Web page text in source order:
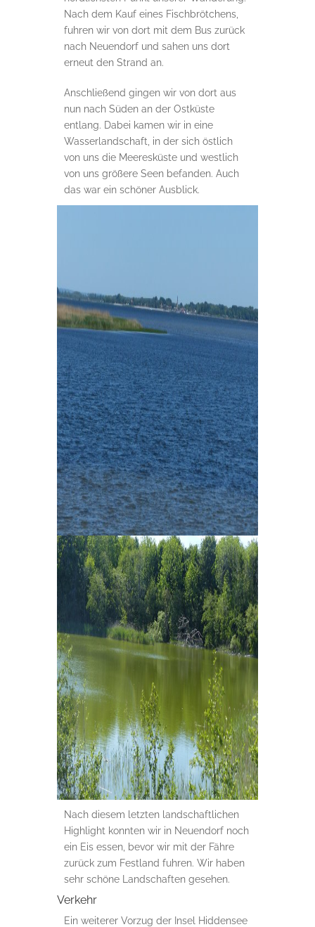
Nach dem Kauf eines Fischbrötchens,
fuhren wir von dort mit dem Bus zurück
nach Neuendorf und sahen uns dort
erneut den Strand an.
Anschließend gingen wir von dort aus
nun nach Süden an der Ostküste
entlang. Dabei kamen wir in eine
Wasserlandschaft, in der sich östlich
von uns die Meeresküste und westlich
von uns größere Seen befanden. Auch
das war ein schöner Ausblick.
Nach diesem letzten landschaftlichen
Highlight konnten wir in Neuendorf noch
ein Eis essen, bevor wir mit der Fähre
zurück zum Festland fuhren. Wir haben
sehr schöne Landschaften gesehen.
Verkehr
Ein weiterer Vorzug der Insel Hiddensee